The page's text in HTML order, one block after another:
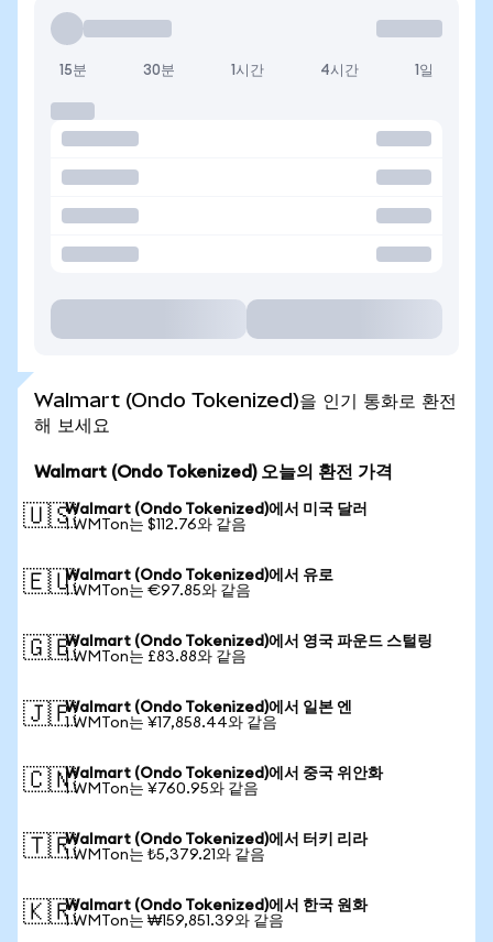
15분 30분 1시간 4시간 1일
Walmart (Ondo Tokenized)을 인기 통화로 환전
해 보세요
Walmart (Ondo Tokenized) 오늘의 환전 가격
🇺🇸Walmart (Ondo Tokenized)에서 미국 달러
1 WMTon는 $112.76와 같음
🇪🇺Walmart (Ondo Tokenized)에서 유로
1 WMTon는 €97.85와 같음
🇬🇧Walmart (Ondo Tokenized)에서 영국 파운드 스털링
1 WMTon는 £83.88와 같음
🇯🇵Walmart (Ondo Tokenized)에서 일본 엔
1 WMTon는 ¥17,858.44와 같음
🇨🇳Walmart (Ondo Tokenized)에서 중국 위안화
1 WMTon는 ¥760.95와 같음
🇹🇷Walmart (Ondo Tokenized)에서 터키 리라
1 WMTon는 ₺5,379.21와 같음
🇰🇷Walmart (Ondo Tokenized)에서 한국 원화
1 WMTon는 ₩159,851.39와 같음